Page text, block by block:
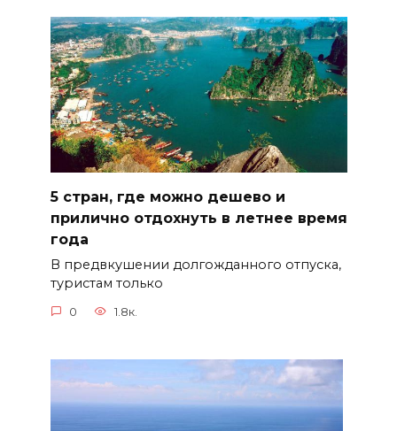
5 стран, где можно дешево и
прилично отдохнуть в летнее время
года
В предвкушении долгожданного отпуска,
туристам только
0 1.8к.